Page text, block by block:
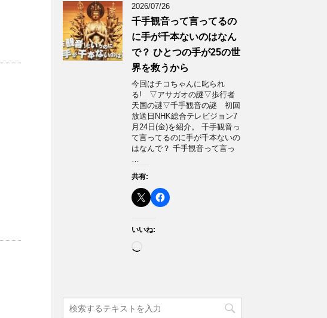
2026/07/26
千手観音って言ってるの
に手が千本ないのはなん
で？ ひとつの手が25の世
界を救うから
今回はチコちゃんに叱られ
る! ▽アサガオの謎▽歩行者
天国の謎▽千手観音の謎 初回
放送日NHK総合テレビジョン7
月24日(金)を紹介。 千手観音っ
て言ってるのに手が千本ないの
はなんで？ 千手観音って言っ
…
共有:
いいね:
中…